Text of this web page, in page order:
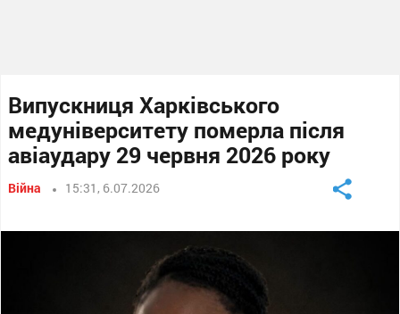
Випускниця Харківського
медуніверситету померла після
авіаудару 29 червня 2026 року
Війна 15:31, 6.07.2026